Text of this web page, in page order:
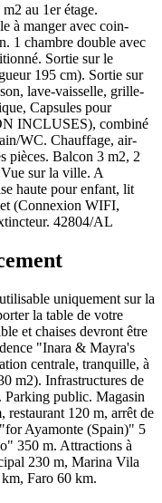
au 1er étage.
à manger avec coin-
1 chambre double avec
Sortie sur le
195 cm). Sortie sur
lave-vaisselle, grille-
Capsules pour
INCLUSES), combiné
WC. Chauffage, air-
pièces. Balcon 3 m2, 2
sur la ville. A
haute pour enfant, lit
(Connexion WIFI,
42804/AL
uniquement sur la
la table de votre
et chaises devront être
"Inara & Mayra's
centrale, tranquille, à
m2). Infrastructures de
Parking public. Magasin
restaurant 120 m, arrêt de
Ayamonte (Spain)" 5
350 m. Attractions à
230 m, Marina Vila
Faro 60 km.